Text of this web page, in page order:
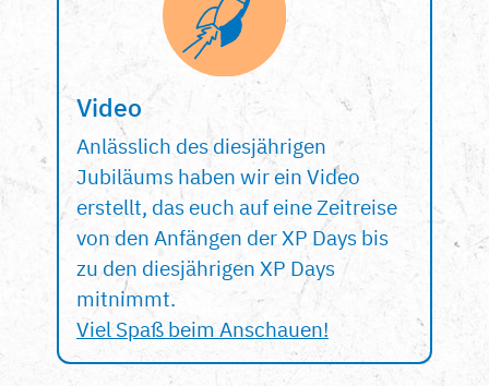
Video
Anlässlich des diesjährigen
Jubiläums haben wir ein Video
erstellt, das euch auf eine Zeitreise
von den Anfängen der XP Days bis
zu den diesjährigen XP Days
mitnimmt.
Viel Spaß beim Anschauen!